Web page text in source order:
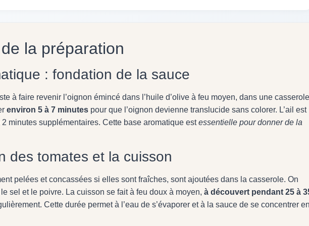
la préparation
: fondation de la sauce
à faire revenir l’oignon émincé dans l’huile d’olive à feu moyen, dans une
environ 5 à 7 minutes pour que l’oignon devienne translucide sans colorer. L’ail est
minutes supplémentaires. Cette base aromatique estessentielle pour donner de la
des tomates et la cuisson
pelées et concassées si elles sont fraîches, sont ajoutées dans la casserole. On
sel et le poivre. La cuisson se fait à feu doux à moyen, à découvert pendant 25 à
Cette durée permet à l’eau de s’évaporer et à la sauce de se concentrer en